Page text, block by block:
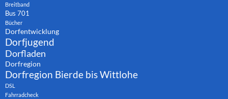
Breitband
Bus 701
Bücher
Dorfentwicklung
Dorfjugend
Dorfladen
Dorfregion
Dorfregion Bierde bis Wittlohe
DSL
Fahrradcheck